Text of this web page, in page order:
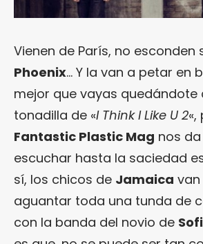
Vienen de París, no esconden
Phoenix… Y la van a petar en
mejor que vayas quedándote
tonadilla de «I Think I Like U 2
Fantastic Plastic Mag nos
escuchar hasta la saciedad
sí, los chicos de Jamaica
aguantar toda una tunda de
con la banda del novio de